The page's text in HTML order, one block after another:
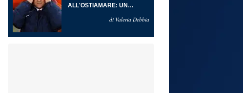
ALL'OSTIAMARE: UN
DIVENTA PROGETTOdi Valeria Debbia